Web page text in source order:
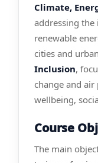
Climate,
addressing the
renewable
cities and
Inclusion,
change and
wellbeing,
Course
The main